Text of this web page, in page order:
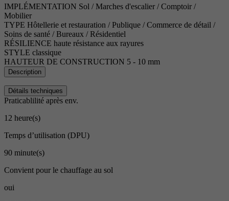
IMPLÉMENTATION Sol / Marches d'escalier / Comptoir /
Mobilier
TYPE Hôtellerie et restauration / Publique / Commerce de détail /
Soins de santé / Bureaux / Résidentiel
RÉSILIENCE haute résistance aux rayures
STYLE classique
HAUTEUR DE CONSTRUCTION 5 - 10 mm
Description
Détails techniques
Praticablilité après env.
12 heure(s)
Temps d’utilisation (DPU)
90 minute(s)
Convient pour le chauffage au sol
oui